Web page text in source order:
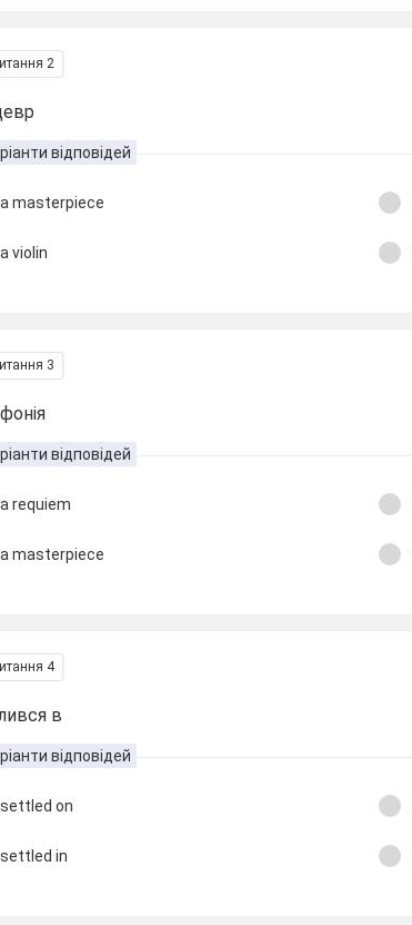
2
відповідей
a masterpiece
a violin
3
відповідей
a requiem
a masterpiece
4
в
відповідей
settled on
settled in